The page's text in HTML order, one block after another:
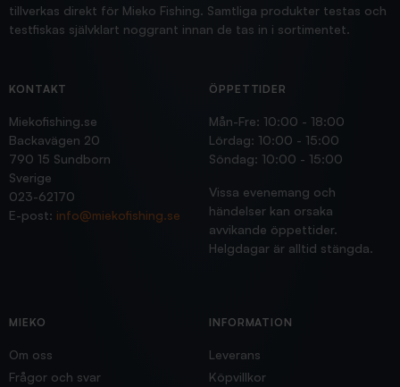
tillverkas direkt för Mieko Fishing. Samtliga produkter testas och
testfiskas självklart noggrant innan de tas in i sortimentet.
KONTAKT
Miekofishing.se
Backavägen 20
790 15 Sundborn
Sverige
023-62170
E-post: info@miekofishing.se
ÖPPETTIDER
Mån-Fre: 10:00 - 18:00
Lördag: 10:00 - 15:00
Söndag: 10:00 - 15:00
Vissa evenemang och
händelser kan orsaka
avvikande öppettider.
Helgdagar är alltid stängda.
MIEKO
Om oss
Frågor och svar
INFORMATION
Leverans
Köpvillkor